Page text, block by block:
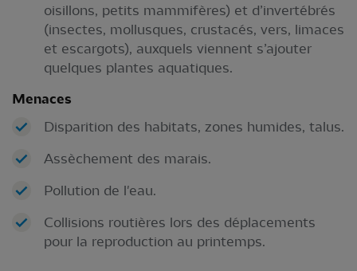
oisillons, petits mammifères) et d’invertébrés
(insectes, mollusques, crustacés, vers, limaces
et escargots), auxquels viennent s’ajouter
quelques plantes aquatiques.
Menaces
Disparition des habitats, zones humides, talus.
Assèchement des marais.
Pollution de l'eau.
Collisions routières lors des déplacements
pour la reproduction au printemps.